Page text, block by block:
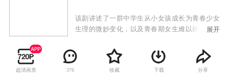
该剧讲述了一群中学生从小女孩成长为青春少女
生理的微妙变化，以及青春期女生难以揣测的内
展开
超清画质 376 收藏 下载 分享